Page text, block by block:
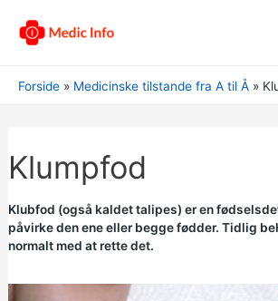
Forside Medicinske tilstande fra A til Å
Klumpfod
Klubfod (også kaldet talipes) er en
påvirke den ene eller begge fødder. Tidlig
normalt med at rette det.